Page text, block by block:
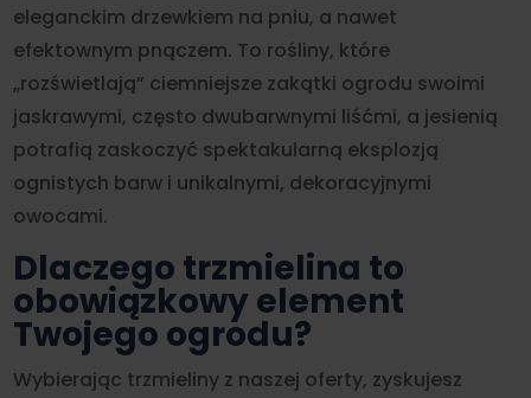
eleganckim drzewkiem na pniu, a nawet
efektownym pnączem. To rośliny, które
„rozświetlają” ciemniejsze zakątki ogrodu swoimi
jaskrawymi, często dwubarwnymi liśćmi, a jesienią
potrafią zaskoczyć spektakularną eksplozją
ognistych barw i unikalnymi, dekoracyjnymi
owocami.
Dlaczego trzmielina to
obowiązkowy element
Twojego ogrodu?
Wybierając trzmieliny z naszej oferty, zyskujesz